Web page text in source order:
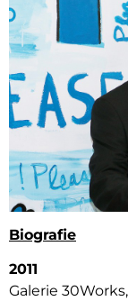
Biografie
2011
Galerie